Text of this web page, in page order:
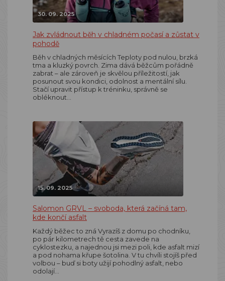
30. 09. 2025
Jak zvládnout běh v chladném počasí a zůstat v
pohodě
Běh v chladných měsících Teploty pod nulou, brzká
tma a kluzký povrch. Zima dává běžcům pořádně
zabrat – ale zároveň je skvělou příležitostí, jak
posunout svou kondici, odolnost a mentální sílu.
Stačí upravit přístup k tréninku, správně se
obléknout…
15. 09. 2025
Salomon GRVL – svoboda, která začíná tam,
kde končí asfalt
Každý běžec to zná Vyrazíš z domu po chodníku,
po pár kilometrech tě cesta zavede na
cyklostezku, a najednou jsi mezi poli, kde asfalt mizí
a pod nohama křupe šotolina. V tu chvíli stojíš před
volbou – buď si boty užijí pohodlný asfalt, nebo
odolají…